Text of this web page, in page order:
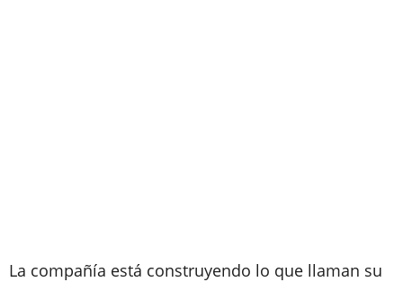
La compañía está construyendo lo que llaman su